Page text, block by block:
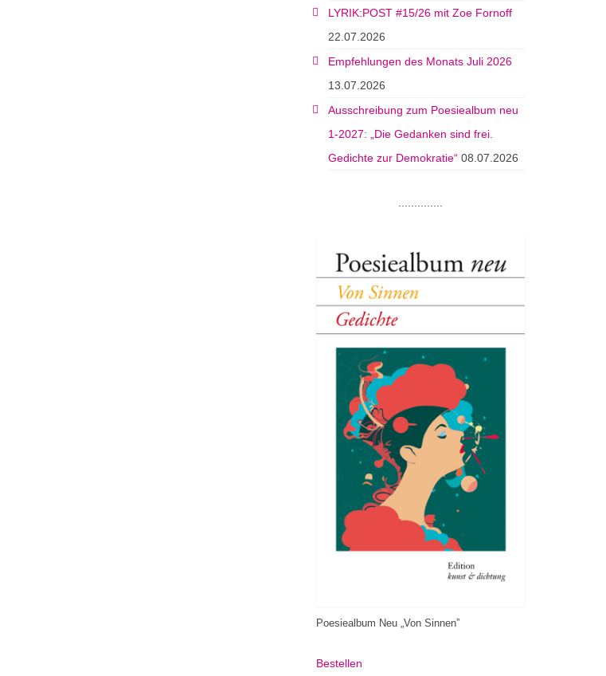
LYRIK:POST #15/26 mit Zoe Fornoff
22.07.2026
Empfehlungen des Monats Juli 2026
13.07.2026
Ausschreibung zum Poesiealbum neu
1-2027: „Die Gedanken sind frei.
Gedichte zur Demokratie“ 08.07.2026
Poesiealbum Neu „Von Sinnen”
Bestellen